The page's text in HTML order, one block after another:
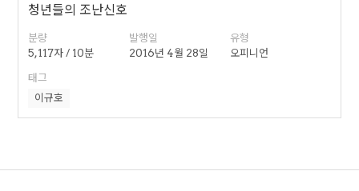
청년들의 조난신호
분량
5,117자 / 10분
발행일
2016년 4월 28일
유형
오피니언
태그
이규호